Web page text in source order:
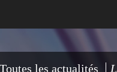
Toutes les actualités